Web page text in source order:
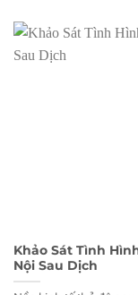
Khảo Sát Tình
Nội Sau Dịch